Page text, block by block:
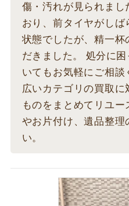
傷・汚れが見られまし
おり、前タイヤがしば
状態でしたが、精一杯
だきました。 処分に
いてもお気軽にご相談
広いカテゴリの買取
ものをまとめてリユ
やお片付け、遺品整理
い。